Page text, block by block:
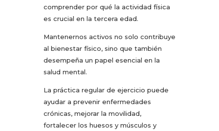
comprender por qué la actividad física
es crucial en la tercera edad.
Mantenernos activos no solo contribuye
al bienestar físico, sino que también
desempeña un papel esencial en la
salud mental.
La práctica regular de ejercicio puede
ayudar a prevenir enfermedades
crónicas, mejorar la movilidad,
fortalecer los huesos y músculos y